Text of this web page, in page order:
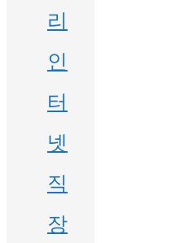
리
인
터
넷
직
장